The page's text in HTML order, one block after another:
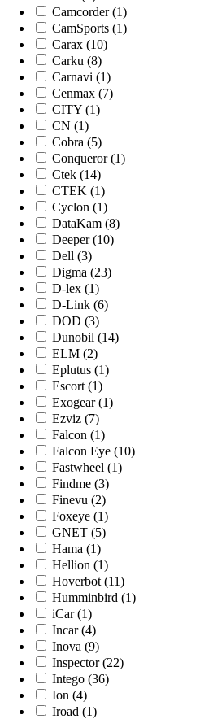
Camcorder (1)
CamSports (1)
Carax (10)
Carku (8)
Carnavi (1)
Cenmax (7)
CITY (1)
CN (1)
Cobra (5)
Conqueror (1)
Ctek (14)
CTEK (1)
Cyclon (1)
DataKam (8)
Deeper (10)
Dell (3)
Digma (23)
D-lex (1)
D-Link (6)
DOD (3)
Dunobil (14)
ELM (2)
Eplutus (1)
Escort (1)
Exogear (1)
Ezviz (7)
Falcon (1)
Falcon Eye (10)
Fastwheel (1)
Findme (3)
Finevu (2)
Foxeye (1)
GNET (5)
Hama (1)
Hellion (1)
Hoverbot (11)
Humminbird (1)
iCar (1)
Incar (4)
Inova (9)
Inspector (22)
Intego (36)
Ion (4)
Iroad (1)